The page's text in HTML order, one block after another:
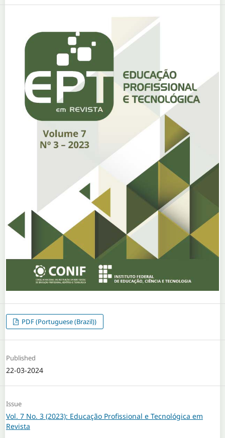
PDF (Portuguese (Brazil))
Published
22-03-2024
Issue
Vol. 7 No. 3 (2023): Educação Profissional e Tecnológica em
Revista